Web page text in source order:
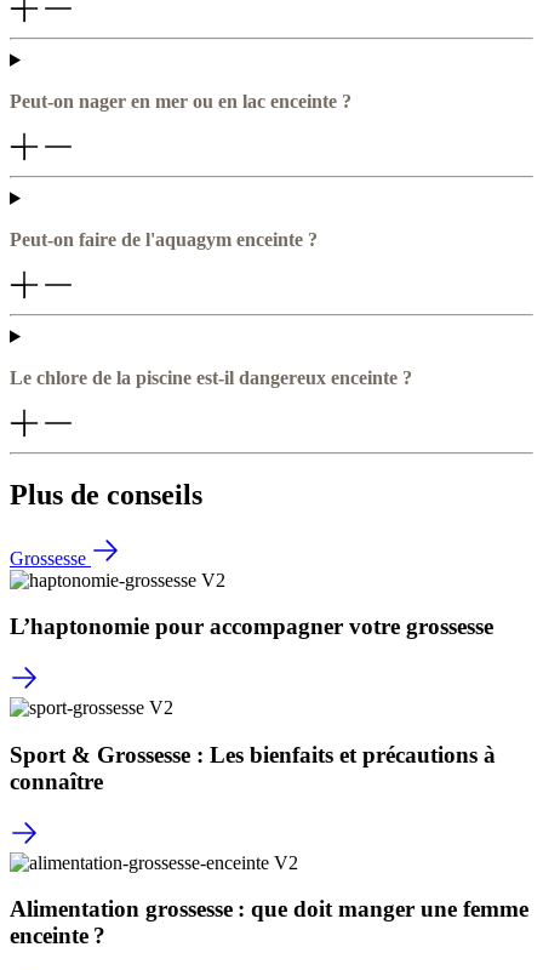
Peut-on nager en mer ou en lac enceinte ?
Peut-on faire de l'aquagym enceinte ?
Le chlore de la piscine est-il dangereux enceinte ?
Plus de conseils
Grossesse
L’haptonomie pour accompagner votre grossesse
Sport & Grossesse : Les bienfaits et précautions à
connaître
Alimentation grossesse : que doit manger une femme
enceinte ?